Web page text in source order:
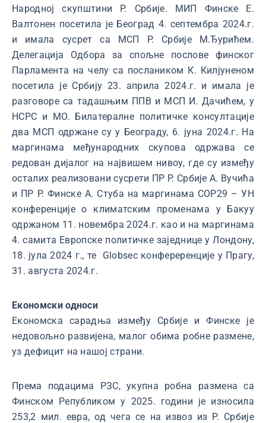
Народној скупштини Р. Србије. МИП Финске Е.
Вaлтонен посетила је Београд 4. септембра 2024.г.
и имала сусрет са МСП Р. Србије М.Ђурићем.
Делегација Одбора за спољне послове финског
Парламента на челу са послаником К. Килјуненом
посетила је Србију 23. априла 2024.г. и имала је
разговоре са тадашњим ППВ и МСП И. Дачићем, у
НСРС и МО. Билатералне политичке консултације
два МСП одржане су у Београду, 6. јуна 2024.г. На
маргинама међународних скупова одржава се
редован дијалог на највишем нивоу, где су између
осталих реализовани сусрети ПР Р. Србије А. Вучића
и ПР Р. Финске А. Стуба на маргинама COP29 – УН
конференције о климатским променама у Бакуу
одржаном 11. новембра 2024.г. као и на маргинама
4. самита Европске политичке заједнице у Лондону,
18. јула 2024 г., те Globsec конфереренције у Прагу,
31. августа 2024.г.
Економски односи
Економска сарадња између Србије и Финске је
недовољно развијена, малог обима робне размене,
уз дефицит на нашој страни.
Према подацима РЗС, укупна робна размена са
Финском Републиком у 2025. години је износила
253,2 мил. евра, од чега се на извоз из Р. Србије